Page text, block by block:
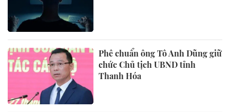
Phê chuẩn ông Tô Anh Dũng giữ
chức Chủ tịch UBND tỉnh
Thanh Hóa